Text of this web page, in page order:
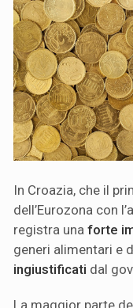
In Croazia, che il
dell’Eurozona con
registra una forte
generi alimentari e
ingiustificati dal